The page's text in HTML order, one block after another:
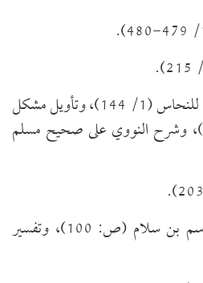
([19]) ينظر: إعراب القرآن للنحاس (1/ 144)، وتأويل مشكل
القرآن لابن قتيبة (ص: 66)، وشرح النووي على صحيح مسلم
([21]) فضائل القرآن للقاسم بن سلام (ص: 100)، وتفسير